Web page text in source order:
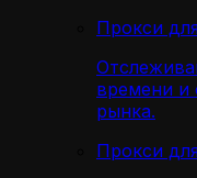
Прокси
времени и
рынка.
Прокси